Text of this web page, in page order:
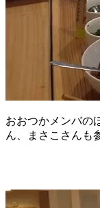
おおつかメンバの
ん、まさこさんも